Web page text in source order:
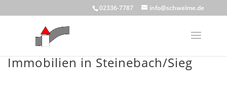
to
02336-7787 info@schwelme.de
Immobilien in Steinebach/Sieg